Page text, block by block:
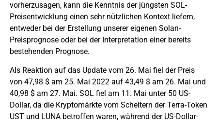
vorherzusagen, kann die Kenntnis der jüngsten SOL-
Preisentwicklung einen sehr nützlichen Kontext liefern,
entweder bei der Erstellung unserer eigenen Solan-
Preisprognose oder bei der Interpretation einer bereits
bestehenden Prognose.
Als Reaktion auf das Update vom 26. Mai fiel der Preis
von 47,98 $ am 25. Mai 2022 auf 43,49 $ am 26. Mai und
40,98 $ am 27. Mai. SOL fiel am 11. Mai unter 50 US-
Dollar, da die Kryptomärkte vom Scheitern der Terra-Token
UST und LUNA betroffen waren, während der US-Dollar-